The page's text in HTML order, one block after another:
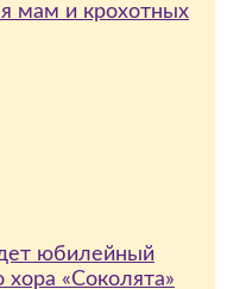
мам и крохотных
юбилейный
«Соколята»